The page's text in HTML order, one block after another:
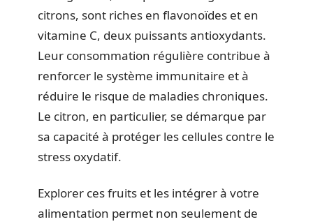
citrons, sont riches en flavonoïdes et en
vitamine C, deux puissants antioxydants.
Leur consommation régulière contribue à
renforcer le système immunitaire et à
réduire le risque de maladies chroniques.
Le citron, en particulier, se démarque par
sa capacité à protéger les cellules contre le
stress oxydatif.
Explorer ces fruits et les intégrer à votre
alimentation permet non seulement de